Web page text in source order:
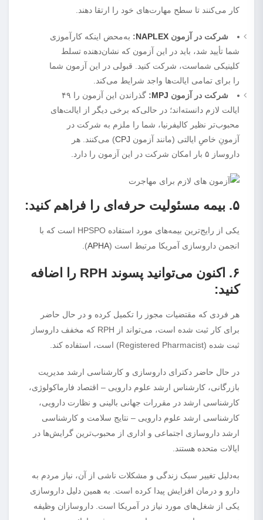
کار می‌کنند تا سطح مهارت‌های خود را ارتقا دهند.
شرکت در آزمون NAPLEX
: به‌محض اینکه کارآموزی
شما تأیید شد، باید در این آزمون که نشان‌دهنده تسلط
کلینیکی شماست، شرکت کنید. قبولی در این آزمون شما
را برای تمامی ایالت‌ها واجد شرایط می‌کند.
شرکت در آزمون MPJ
:
گذراندن این آزمون را ۴۹
ایالت لازم دانسته‌اند؛ در حالی‌که برخی دیگر از ایالت‌های
محبوب‌تر نظیر کالیفرنیا، شما را ملزم به شرکت در
آزمونِ خاصِ ایالتی (مانند آزمون CPJ) می‌کنند. هر
داروساز ۵ بار امکان شرکت در این آزمون را دارد.
۵. بیمه مسئولیت حرفه‌ای را فراهم کنید:
یکی از رایج‌ترین بیمه‌های مورد استفاده HPSPO است که با
انجمن داروسازی آمریکا مرتبط است (APHA
).
۶. اکنون می‌توانید پسوند RPH را اضافه
کنید:
هر فردی که مقتضیات مجوز را تکمیل کرده و در حال حاضر
برای کار ثبت شده است، می‌تواند از RPH که مخفف داروساز
ثبت شده‌ (Registered Pharmacist) است، استفاده کند.
در حال حاضر دکترای داروسازی و کارشناسی ارشد مدیریت
بازرگانی، کارشناس ارشد علوم دارویی – اقتصاد فارماکولوژی،
کارشناسی ارشد در مقررات جهانی بالینی و نظارت دارویی،
کارشناسی ارشد علوم دارویی – نتایج سلامت و کارشناسی
ارشد داروسازی اجتماعی و اداری از محبوب‌ترین گرایش‌ها در
ایالات متحده هستند.
به‌دلیل تغییر سبک زندگی و مشکلات ناشی از آن، نیاز مردم به
دارو و درمان افزایش پیدا کرده است. به همین دلیل داروسازی
یکی از شغل‌های مورد نیاز در آمریکا است. داروسازان وظیفه